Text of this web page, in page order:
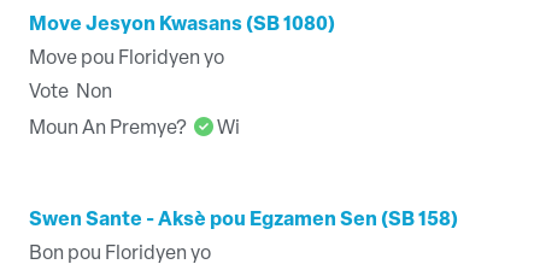
Move Jesyon Kwasans (SB 1080)
Move pou Floridyen yo
Vote Non
Moun An Premye?
Wi
Swen Sante - Aksè pou Egzamen Sen (SB 158)
Bon pou Floridyen yo